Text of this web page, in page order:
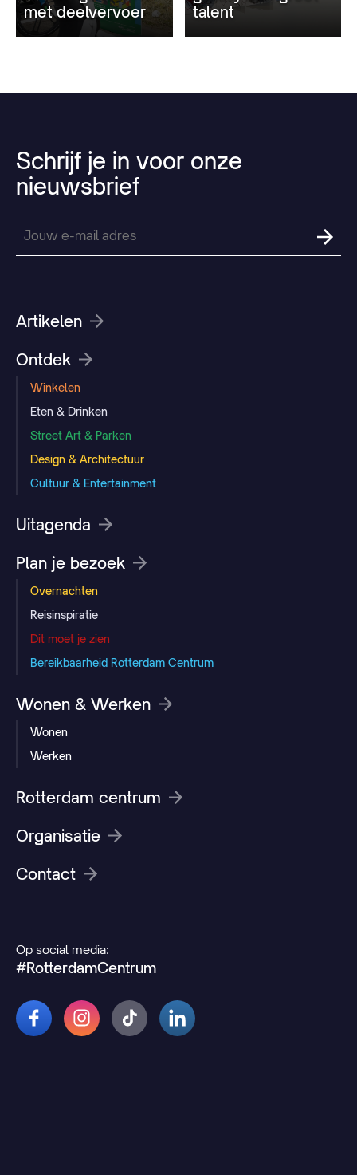
met deelvervoer
talent
Schrijf je in voor onze
nieuwsbrief
Artikelen
Ontdek
Winkelen
Eten & Drinken
Street Art & Parken
Design & Architectuur
Cultuur & Entertainment
Uitagenda
Plan je bezoek
Overnachten
Reisinspiratie
Dit moet je zien
Bereikbaarheid Rotterdam Centrum
Wonen & Werken
Wonen
Werken
Rotterdam centrum
Organisatie
Contact
Op social media:
#RotterdamCentrum